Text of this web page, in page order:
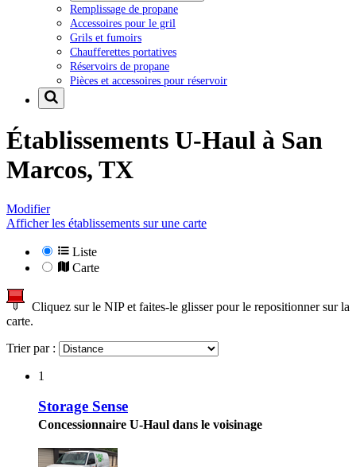
Remplissage de propane
Accessoires pour le gril
Grils et fumoirs
Chaufferettes portatives
Réservoirs de propane
Pièces et accessoires pour réservoir
Établissements U-Haul à San
Marcos, TX
Modifier
Afficher les établissements sur une carte
Liste
Carte
Cliquez sur le NIP et faites-le glisser pour le repositionner sur la
carte.
Trier par :
1
Storage Sense
Concessionnaire U-Haul dans le voisinage